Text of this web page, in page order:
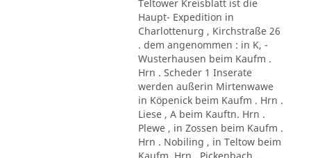
Teltower Kreisblatt ist die
Haupt- Expedition in
Charlottenurg , Kirchstraße 26
. dem angenommen : in K, -
Wusterhausen beim Kaufm .
Hrn . Scheder 1 Inserate
werden außerin Mirtenwawe
in Köpenick beim Kaufm . Hrn .
Liese , A beim Kauftn. Hrn .
Plewe , in Zossen beim Kaufm .
Hrn . Nobiling , in Teltow beim
Kaufm. Hrn , Pickenbach .